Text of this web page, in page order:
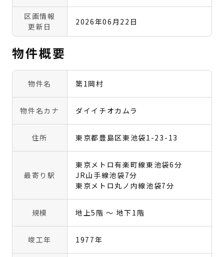
区画情報
更新日
2026年06月22日
物件概要
物件名 第1岡村
物件名カナ ダイイチオカムラ
住所 東京都豊島区東池袋1-23-13
最寄り駅
東京メトロ有楽町線東池袋6分
JR山手線池袋7分
東京メトロ丸ノ内線池袋7分
規模 地上5階 〜 地下1階
竣工年 1977年